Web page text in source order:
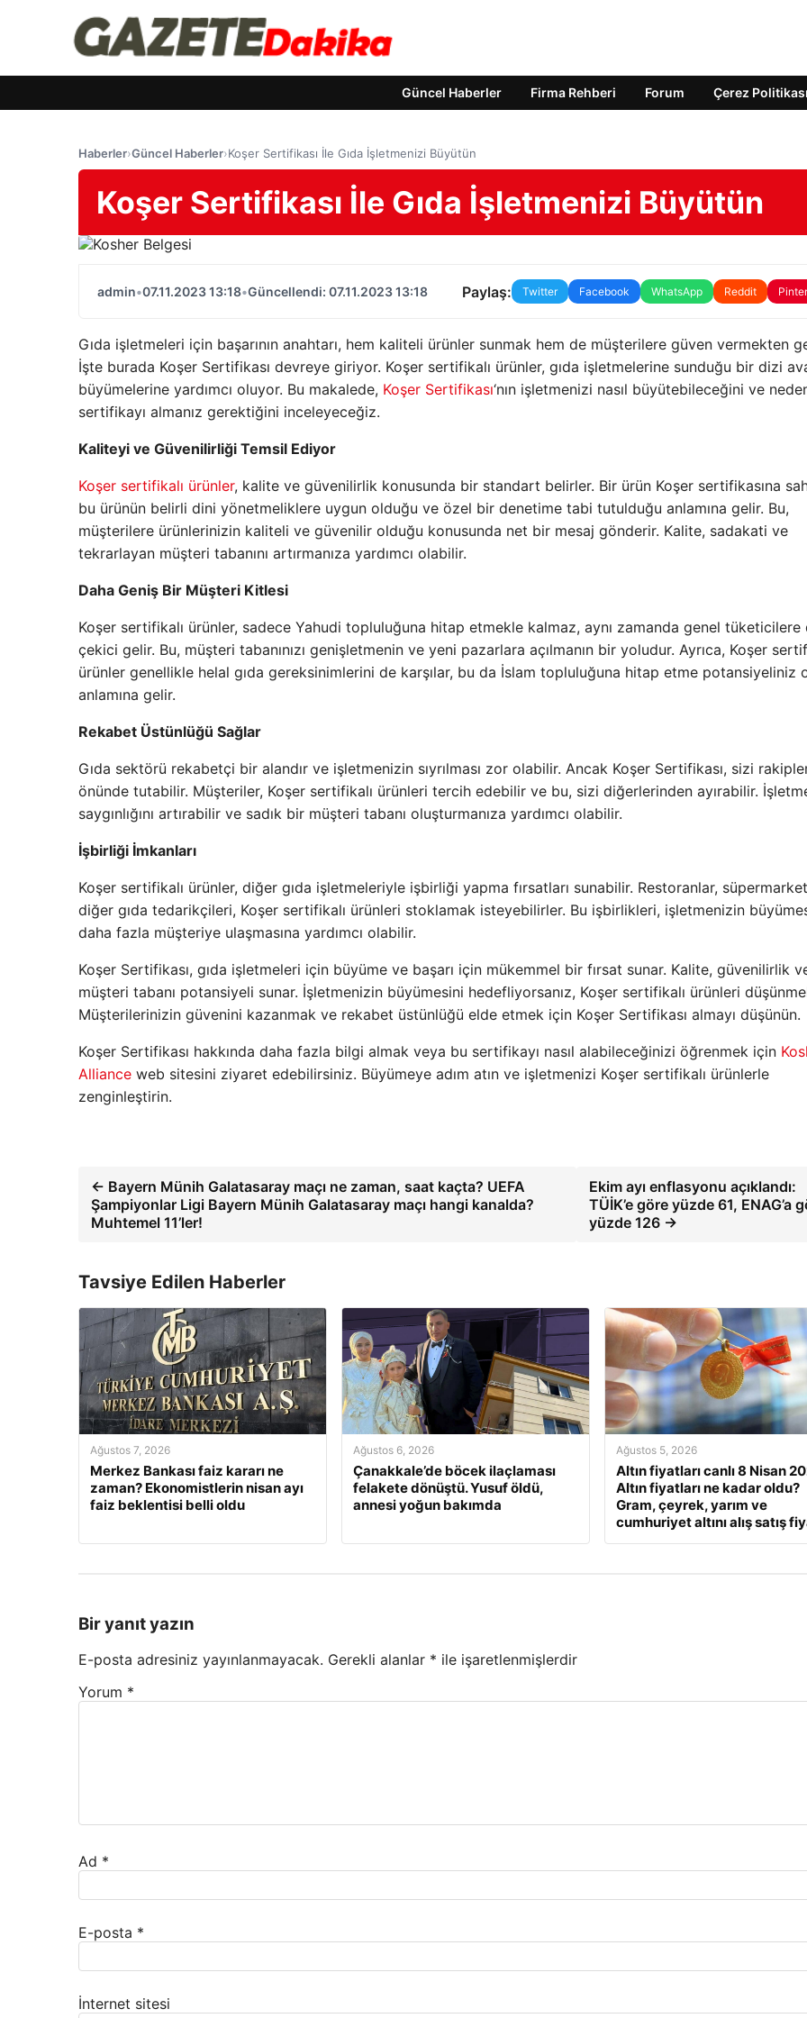
Güncel Haberler Firma Rehberi Forum Çerez Politikası
Haberler›Güncel Haberler›Koşer Sertifikası İle Gıda İşletmenizi Büyütün
Koşer Sertifikası İle Gıda İşletmenizi Büyütün
admin•07.11.2023 13:18•Güncellendi: 07.11.2023 13:18 Paylaş: Twitter Facebook WhatsApp Reddit
Gıda işletmeleri için başarının anahtarı, hem kaliteli ürünler sunmak hem de müşterilere güven vermekten
İşte burada Koşer Sertifikası devreye giriyor. Koşer sertifikalı ürünler, gıda işletmelerine sunduğu bir dizi
büyümelerine yardımcı oluyor. Bu makalede, Koşer Sertifikası‘nın işletmenizi nasıl büyütebileceğini ve
sertifikayı almanız gerektiğini inceleyeceğiz.
Kaliteyi ve Güvenilirliği Temsil Ediyor
Koşer sertifikalı ürünler, kalite ve güvenilirlik konusunda bir standart belirler. Bir ürün Koşer sertifikasına
bu ürünün belirli dini yönetmeliklere uygun olduğu ve özel bir denetime tabi tutulduğu anlamına gelir. Bu,
müşterilere ürünlerinizin kaliteli ve güvenilir olduğu konusunda net bir mesaj gönderir. Kalite, sadakati ve
tekrarlayan müşteri tabanını artırmanıza yardımcı olabilir.
Daha Geniş Bir Müşteri Kitlesi
Koşer sertifikalı ürünler, sadece Yahudi topluluğuna hitap etmekle kalmaz, aynı zamanda genel tüketicilere
çekici gelir. Bu, müşteri tabanınızı genişletmenin ve yeni pazarlara açılmanın bir yoludur. Ayrıca, Koşer
ürünler genellikle helal gıda gereksinimlerini de karşılar, bu da İslam topluluğuna hitap etme potansiyeliniz
anlamına gelir.
Rekabet Üstünlüğü Sağlar
Gıda sektörü rekabetçi bir alandır ve işletmenizin sıyrılması zor olabilir. Ancak Koşer Sertifikası, sizi
önünde tutabilir. Müşteriler, Koşer sertifikalı ürünleri tercih edebilir ve bu, sizi diğerlerinden ayırabilir.
saygınlığını artırabilir ve sadık bir müşteri tabanı oluşturmanıza yardımcı olabilir.
İşbirliği İmkanları
Koşer sertifikalı ürünler, diğer gıda işletmeleriyle işbirliği yapma fırsatları sunabilir. Restoranlar,
diğer gıda tedarikçileri, Koşer sertifikalı ürünleri stoklamak isteyebilirler. Bu işbirlikleri, işletmenizin
daha fazla müşteriye ulaşmasına yardımcı olabilir.
Koşer Sertifikası, gıda işletmeleri için büyüme ve başarı için mükemmel bir fırsat sunar. Kalite, güvenilirlik
müşteri tabanı potansiyeli sunar. İşletmenizin büyümesini hedefliyorsanız, Koşer sertifikalı ürünleri
Müşterilerinizin güvenini kazanmak ve rekabet üstünlüğü elde etmek için Koşer Sertifikası almayı düşünün.
Koşer Sertifikası hakkında daha fazla bilgi almak veya bu sertifikayı nasıl alabileceğinizi öğrenmek için
Alliance web sitesini ziyaret edebilirsiniz. Büyümeye adım atın ve işletmenizi Koşer sertifikalı ürünlerle
zenginleştirin.
← Bayern Münih Galatasaray maçı ne zaman, saat kaçta? UEFA
Şampiyonlar Ligi Bayern Münih Galatasaray maçı hangi kanalda?
Muhtemel 11’ler!
Ekim ayı enflasyonu açıklandı:
TÜİK’e göre yüzde 61, ENAG’a
yüzde 126 →
Tavsiye Edilen Haberler
Ağustos 7, 2026
Merkez Bankası faiz kararı ne
zaman? Ekonomistlerin nisan ayı
faiz beklentisi belli oldu
Ağustos 6, 2026
Çanakkale’de böcek ilaçlaması
felakete dönüştü. Yusuf öldü,
annesi yoğun bakımda
Ağustos 5, 2026
Altın fiyatları canlı 8 Nisan
Altın fiyatları ne kadar oldu?
Gram, çeyrek, yarım ve
cumhuriyet altını alış satış
Bir yanıt yazın
E-posta adresiniz yayınlanmayacak. Gerekli alanlar * ile işaretlenmişlerdir
Yorum *
Ad *
E-posta *
İnternet sitesi